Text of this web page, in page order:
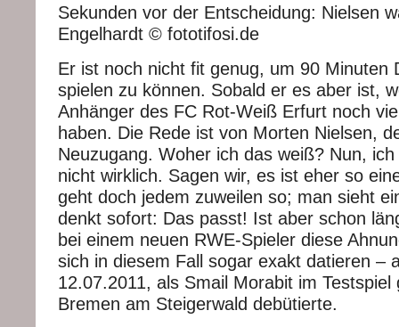
Sekunden vor der Entscheidung: Nielsen
Engelhardt © fototifosi.de
Er ist noch nicht fit genug, um 90 Minuten
spielen zu können. Sobald er es aber ist,
Anhänger des FC Rot-Weiß Erfurt noch
haben. Die Rede ist von Morten Nielsen,
Neuzugang. Woher ich das weiß? Nun, ich
nicht wirklich. Sagen wir, es ist eher so
geht doch jedem zuweilen so; man sieht
denkt sofort: Das passt! Ist aber schon
bei einem neuen RWE-Spieler diese
sich in diesem Fall sogar exakt datieren –
12.07.2011, als Smail Morabit im Testspiel
Bremen am Steigerwald debütierte.